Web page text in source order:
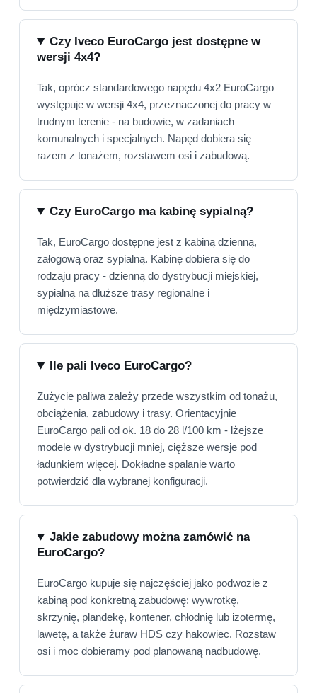
Czy Iveco EuroCargo jest dostępne w
wersji 4x4?
Tak, oprócz standardowego napędu 4x2 EuroCargo
występuje w wersji 4x4, przeznaczonej do pracy w
trudnym terenie - na budowie, w zadaniach
komunalnych i specjalnych. Napęd dobiera się
razem z tonażem, rozstawem osi i zabudową.
Czy EuroCargo ma kabinę sypialną?
Tak, EuroCargo dostępne jest z kabiną dzienną,
załogową oraz sypialną. Kabinę dobiera się do
rodzaju pracy - dzienną do dystrybucji miejskiej,
sypialną na dłuższe trasy regionalne i
międzymiastowe.
Ile pali Iveco EuroCargo?
Zużycie paliwa zależy przede wszystkim od tonażu,
obciążenia, zabudowy i trasy. Orientacyjnie
EuroCargo pali od ok. 18 do 28 l/100 km - lżejsze
modele w dystrybucji mniej, cięższe wersje pod
ładunkiem więcej. Dokładne spalanie warto
potwierdzić dla wybranej konfiguracji.
Jakie zabudowy można zamówić na
EuroCargo?
EuroCargo kupuje się najczęściej jako podwozie z
kabiną pod konkretną zabudowę: wywrotkę,
skrzynię, plandekę, kontener, chłodnię lub izotermę,
lawetę, a także żuraw HDS czy hakowiec. Rozstaw
osi i moc dobieramy pod planowaną nadbudowę.